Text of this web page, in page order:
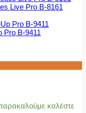
Live Pro Β-8161
Pro Β-9411
παρακαλούμε καλέστε